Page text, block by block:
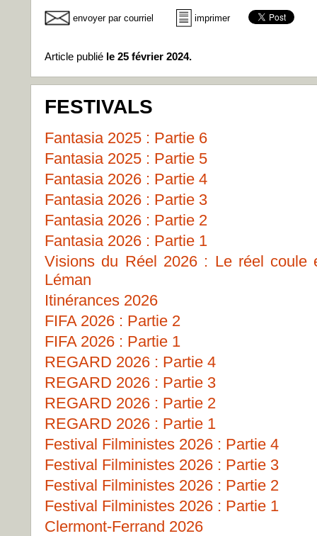
envoyer par courriel imprimer
Article publié le 25 février 2024.
FESTIVALS
Fantasia 2025 : Partie 6
Fantasia 2025 : Partie 5
Fantasia 2026 : Partie 4
Fantasia 2026 : Partie 3
Fantasia 2026 : Partie 2
Fantasia 2026 : Partie 1
Visions du Réel 2026 : Le réel coule
Léman
Itinérances 2026
FIFA 2026 : Partie 2
FIFA 2026 : Partie 1
REGARD 2026 : Partie 4
REGARD 2026 : Partie 3
REGARD 2026 : Partie 2
REGARD 2026 : Partie 1
Festival Filministes 2026 : Partie 4
Festival Filministes 2026 : Partie 3
Festival Filministes 2026 : Partie 2
Festival Filministes 2026 : Partie 1
Clermont-Ferrand 2026